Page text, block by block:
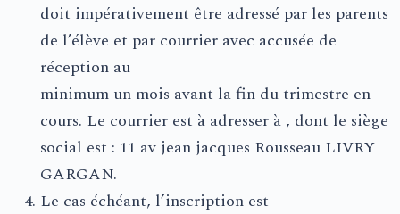
doit impérativement être adressé par les parents
de l’élève et par courrier avec accusée de
réception au
minimum un mois avant la fin du trimestre en
cours. Le courrier est à adresser à , dont le siège
social est : 11 av jean jacques Rousseau LIVRY
GARGAN.
Le cas échéant, l’inscription est